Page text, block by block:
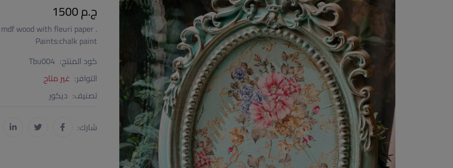
ج.م 1500
wood with fleuri paper .
Paints:chalk paint
كود المنتج: Tbu004
التوافر: غير متاح
تصنيف: ديكور
شارك: